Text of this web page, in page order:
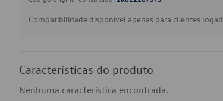
Compatibilidade disponível apenas para clientes
Características do produto
Nenhuma característica encontrada.